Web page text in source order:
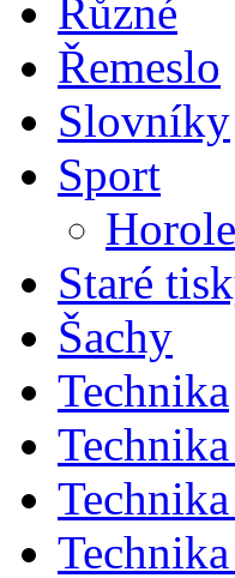
Různé
Řemeslo
Slovníky
Sport
Staré
Šachy
Technika